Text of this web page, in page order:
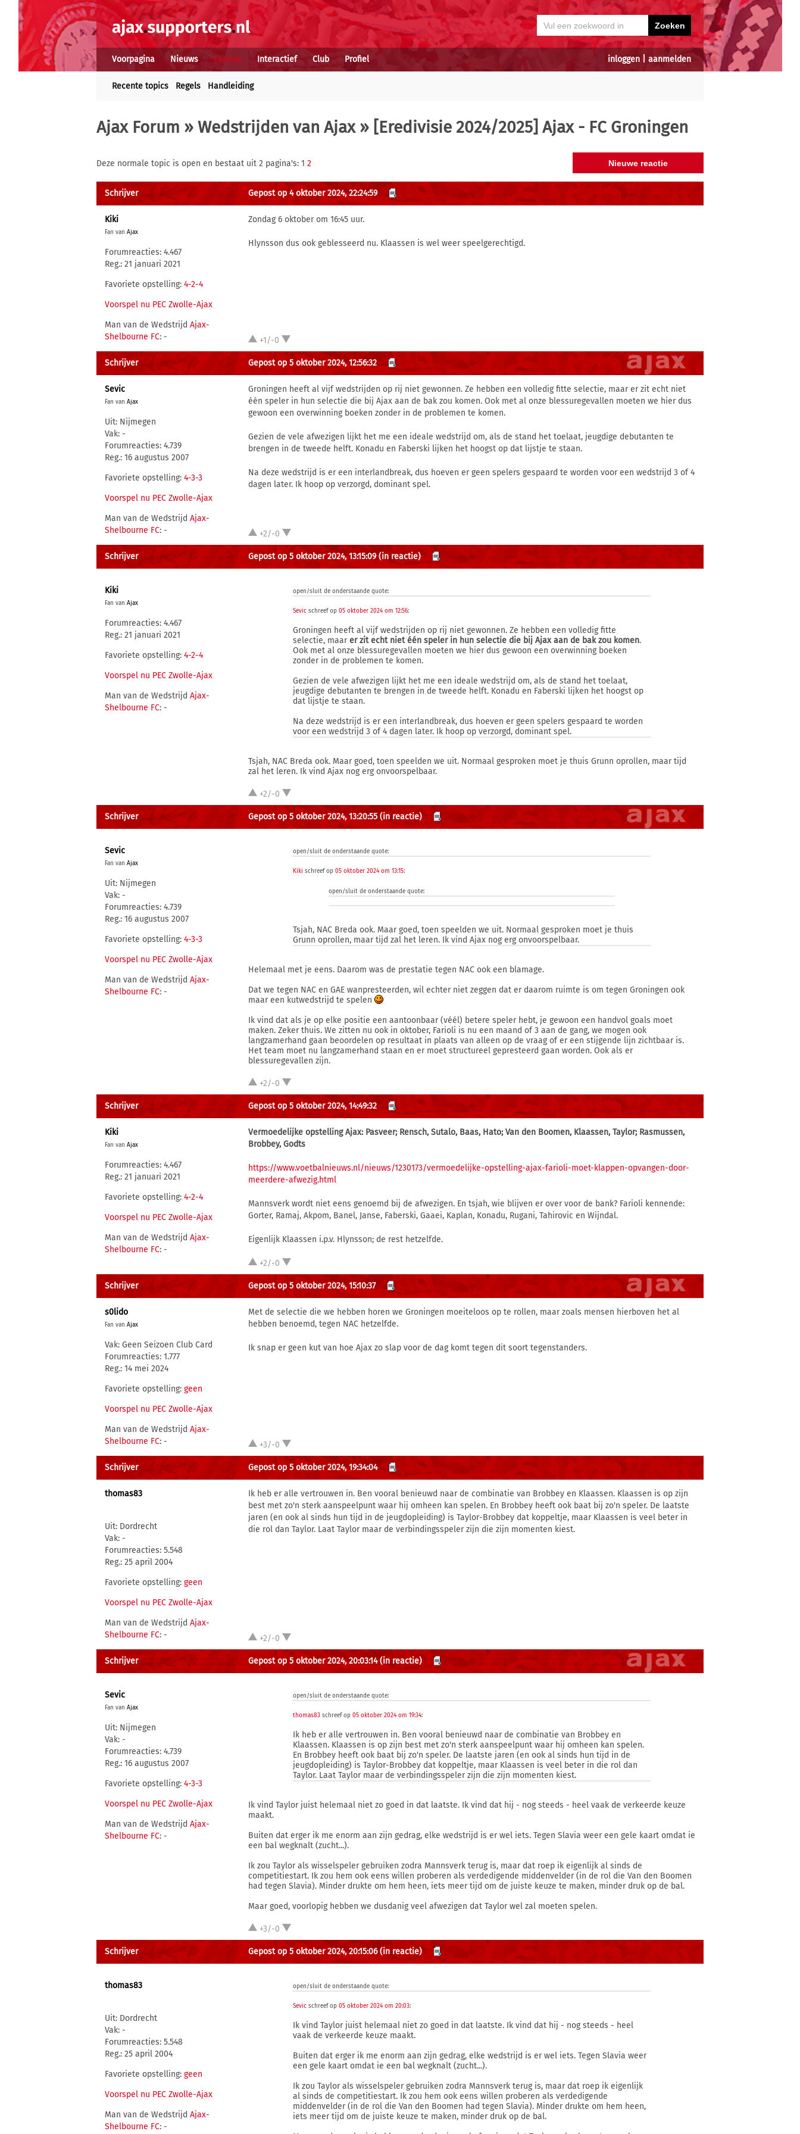
inloggen aanmelden
Voorpagina Nieuws Forums Interactief Club Profiel
Recente topics Regels Handleiding
Ajax Forum » Wedstrijden van Ajax» [Eredivisie 2024/2025] Ajax - FC Groningen
Deze normale topic is open en bestaat uit 2 pagina's: 1 2
Schrijver Gepost op 4 oktober 2024, 22:24:59
Kiki
Fan van Ajax
Forumreacties: 4.467
Reg.: 21 januari 2021
Favoriete opstelling: 4-2-4
Voorspel nu PEC Zwolle-Ajax
Man van de Wedstrijd Ajax-
Shelbourne FC: -
Zondag 6 oktober om 16:45 uur.
Hlynsson dus ook geblesseerd nu. Klaassen is wel weer speelgerechtigd.
+1/-0
Schrijver Gepost op 5 oktober 2024, 12:56:32
Sevic
Fan van Ajax
Uit: Nijmegen
Vak: -
Forumreacties: 4.739
Reg.: 16 augustus 2007
Favoriete opstelling: 4-3-3
Voorspel nu PEC Zwolle-Ajax
Man van de Wedstrijd Ajax-
Shelbourne FC: -
Groningen heeft al vijf wedstrijden op rij niet gewonnen. Ze hebben een volledig fitte selectie, maar er zit echt niet
één speler in hun selectie die bij Ajax aan de bak zou komen. Ook met al onze blessuregevallen moeten we hier dus
gewoon een overwinning boeken zonder in de problemen te komen.
Gezien de vele afwezigen lijkt het me een ideale wedstrijd om, als de stand het toelaat, jeugdige debutanten te
brengen in de tweede helft. Konadu en Faberski lijken het hoogst op dat lijstje te staan.
Na deze wedstrijd is er een interlandbreak, dus hoeven er geen spelers gespaard te worden voor een wedstrijd 3 of 4
dagen later. Ik hoop op verzorgd, dominant spel.
+2/-0
Schrijver Gepost op 5 oktober 2024, 13:15:09 (in reactie)
Kiki
Fan van Ajax
Forumreacties: 4.467
Reg.: 21 januari 2021
Favoriete opstelling: 4-2-4
Voorspel nu PEC Zwolle-Ajax
Man van de Wedstrijd Ajax-
Shelbourne FC: -
open/sluit de onderstaande quote:
Sevic schreef op05 oktober 2024 om 12:56:
Groningen heeft al vijf wedstrijden op rij niet gewonnen. Ze hebben een volledig fitte
selectie, maarer zit echt niet één speler in hun selectie die bij Ajax aan de bak zou komen.
Ook met al onze blessuregevallen moeten we hier dus gewoon een overwinning boeken
zonder in de problemen te komen.
Gezien de vele afwezigen lijkt het me een ideale wedstrijd om, als de stand het toelaat,
jeugdige debutanten te brengen in de tweede helft. Konadu en Faberski lijken het hoogst op
dat lijstje te staan.
Na deze wedstrijd is er een interlandbreak, dus hoeven er geen spelers gespaard te worden
voor een wedstrijd 3 of 4 dagen later. Ik hoop op verzorgd, dominant spel.
Tsjah, NAC Breda ook. Maar goed, toen speelden we uit. Normaal gesproken moet je thuis Grunn oprollen, maar tijd
zal het leren. Ik vind Ajax nog erg onvoorspelbaar.
+2/-0
Schrijver Gepost op 5 oktober 2024, 13:20:55 (in reactie)
Sevic
Fan van Ajax
Uit: Nijmegen
Vak: -
Forumreacties: 4.739
Reg.: 16 augustus 2007
Favoriete opstelling: 4-3-3
Voorspel nu PEC Zwolle-Ajax
Man van de Wedstrijd Ajax-
Shelbourne FC: -
open/sluit de onderstaande quote:
Kiki schreef op05 oktober 2024 om 13:15:
open/sluit de onderstaande quote:
Tsjah, NAC Breda ook. Maar goed, toen speelden we uit. Normaal gesproken moet je thuis
Grunn oprollen, maar tijd zal het leren. Ik vind Ajax nog erg onvoorspelbaar.
Helemaal met je eens. Daarom was de prestatie tegen NAC ook een blamage.
Dat we tegen NAC en GAE wanpresteerden, wil echter niet zeggen dat er daarom ruimte is om tegen Groningen ook
maar een kutwedstrijd te spelen
Ik vind dat als je op elke positie een aantoonbaar (véél) betere speler hebt, je gewoon een handvol goals moet
maken. Zeker thuis. We zitten nu ook in oktober, Farioli is nu een maand of 3 aan de gang, we mogen ook
langzamerhand gaan beoordelen op resultaat in plaats van alleen op de vraag of er een stijgende lijn zichtbaar is.
Het team moet nu langzamerhand staan en er moet structureel gepresteerd gaan worden. Ook als er
blessuregevallen zijn.
+2/-0
Schrijver Gepost op 5 oktober 2024, 14:49:32
Kiki
Fan van Ajax
Forumreacties: 4.467
Reg.: 21 januari 2021
Favoriete opstelling: 4-2-4
Voorspel nu PEC Zwolle-Ajax
Man van de Wedstrijd Ajax-
Shelbourne FC: -
Vermoedelijke opstelling Ajax: Pasveer; Rensch, Sutalo, Baas, Hato; Van den Boomen, Klaassen, Taylor; Rasmussen,
Brobbey, Godts
https://www.voetbalnieuws.nl/nieuws/1230173/vermoedelijke-opstelling-ajax-farioli-moet-klappen-opvangen-door-
meerdere-afwezig.html
Mannsverk wordt niet eens genoemd bij de afwezigen. En tsjah, wie blijven er over voor de bank? Farioli kennende:
Gorter, Ramaj, Akpom, Banel, Janse, Faberski, Gaaei, Kaplan, Konadu, Rugani, Tahirovic en Wijndal.
Eigenlijk Klaassen i.p.v. Hlynsson; de rest hetzelfde.
+2/-0
Schrijver Gepost op 5 oktober 2024, 15:10:37
s0lido
Fan van Ajax
Vak: Geen Seizoen Club Card
Forumreacties: 1.777
Reg.: 14 mei 2024
Favoriete opstelling: geen
Voorspel nu PEC Zwolle-Ajax
Man van de Wedstrijd Ajax-
Shelbourne FC: -
Met de selectie die we hebben horen we Groningen moeiteloos op te rollen, maar zoals mensen hierboven het al
hebben benoemd, tegen NAC hetzelfde.
Ik snap er geen kut van hoe Ajax zo slap voor de dag komt tegen dit soort tegenstanders.
+3/-0
Schrijver Gepost op 5 oktober 2024, 19:34:04
thomas83
Uit: Dordrecht
Vak: -
Forumreacties: 5.548
Reg.: 25 april 2004
Favoriete opstelling: geen
Voorspel nu PEC Zwolle-Ajax
Man van de Wedstrijd Ajax-
Shelbourne FC: -
Ik heb er alle vertrouwen in. Ben vooral benieuwd naar de combinatie van Brobbey en Klaassen. Klaassen is op zijn
best met zo'n sterk aanspeelpunt waar hij omheen kan spelen. En Brobbey heeft ook baat bij zo'n speler. De laatste
jaren (en ook al sinds hun tijd in de jeugdopleiding) is Taylor-Brobbey dat koppeltje, maar Klaassen is veel beter in
die rol dan Taylor. Laat Taylor maar de verbindingsspeler zijn die zijn momenten kiest.
+2/-0
Schrijver Gepost op 5 oktober 2024, 20:03:14 (in reactie)
Sevic
Fan van Ajax
Uit: Nijmegen
Vak: -
Forumreacties: 4.739
Reg.: 16 augustus 2007
Favoriete opstelling: 4-3-3
Voorspel nu PEC Zwolle-Ajax
Man van de Wedstrijd Ajax-
Shelbourne FC: -
open/sluit de onderstaande quote:
thomas83 schreef op05 oktober 2024 om 19:34:
Ik heb er alle vertrouwen in. Ben vooral benieuwd naar de combinatie van Brobbey en
Klaassen. Klaassen is op zijn best met zo'n sterk aanspeelpunt waar hij omheen kan spelen.
En Brobbey heeft ook baat bij zo'n speler. De laatste jaren (en ook al sinds hun tijd in de
jeugdopleiding) is Taylor-Brobbey dat koppeltje, maar Klaassen is veel beter in die rol dan
Taylor. Laat Taylor maar de verbindingsspeler zijn die zijn momenten kiest.
Ik vind Taylor juist helemaal niet zo goed in dat laatste. Ik vind dat hij - nog steeds - heel vaak de verkeerde keuze
maakt.
Buiten dat erger ik me enorm aan zijn gedrag, elke wedstrijd is er wel iets. Tegen Slavia weer een gele kaart omdat ie
een bal wegknalt (zucht...).
Ik zou Taylor als wisselspeler gebruiken zodra Mannsverk terug is, maar dat roep ik eigenlijk al sinds de
competitiestart. Ik zou hem ook eens willen proberen als verdedigende middenvelder (in de rol die Van den Boomen
had tegen Slavia). Minder drukte om hem heen, iets meer tijd om de juiste keuze te maken, minder druk op de bal.
Maar goed, voorlopig hebben we dusdanig veel afwezigen dat Taylor wel zal moeten spelen.
+3/-0
Schrijver Gepost op 5 oktober 2024, 20:15:06 (in reactie)
thomas83
Uit: Dordrecht
Vak: -
Forumreacties: 5.548
Reg.: 25 april 2004
Favoriete opstelling: geen
Voorspel nu PEC Zwolle-Ajax
Man van de Wedstrijd Ajax-
Shelbourne FC: -
open/sluit de onderstaande quote:
Sevic schreef op05 oktober 2024 om 20:03:
Ik vind Taylor juist helemaal niet zo goed in dat laatste. Ik vind dat hij - nog steeds - heel
vaak de verkeerde keuze maakt.
Buiten dat erger ik me enorm aan zijn gedrag, elke wedstrijd is er wel iets. Tegen Slavia weer
een gele kaart omdat ie een bal wegknalt (zucht...).
Ik zou Taylor als wisselspeler gebruiken zodra Mannsverk terug is, maar dat roep ik eigenlijk
al sinds de competitiestart. Ik zou hem ook eens willen proberen als verdedigende
middenvelder (in de rol die Van den Boomen had tegen Slavia). Minder drukte om hem heen,
iets meer tijd om de juiste keuze te maken, minder druk op de bal.